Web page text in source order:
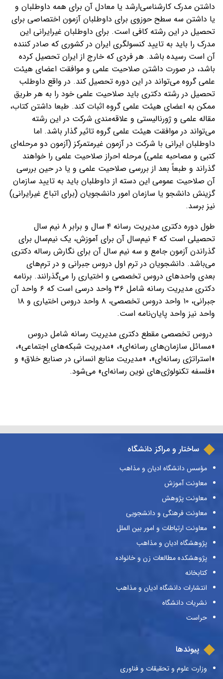
داشتن مدرک کارشناسی‌ارشد یا معادل آن برای همه داوطلبان و
یا داشتن سه سطح حوزوی برای داوطلبان آزمون اختصاصی برای
تحصیل در این رشته کافی است. برای داوطلبان غیرایرانی این
مدرک را باید به تایید کنسولگری ایران در کشوری که صادر کننده
آن است رسیده باشد. هر فردی که خارج از ایران تحصیل کرده
باشد، در صورت داشتن صلاحیت علمی و موافقت اعضای هیئت
علمی گروه می‌تواند در این دوره تحصیل کند. در واقع داوطلب
تحصیل در رشته دکتری باید صلاحیت علمی خود را به هر طریق
ممکن به اعضای هیئت علمی گروه اثبات کند. طبعا داشتن کتاب،
مقاله علمی و ژورنالیستی و علاقه‌مندی شرکت در این رشته‌
می‌تواند در موافقت هیئت علمی گروه تاثیر گذار باشد. اما
داوطلبان ایرانی با شرکت در آزمون غیرمتمرکز (آزمون دو مرحله‌ای
کتبی و مصاحبه علمی) مرحله احراز صلاحیت علمی را خواهند
گذراند و طبعاً بعد از بررسی صلاحیت علمی و یا در حین بررسی
آن صلاحیت عمومی این دسته از داوطلبان باید به تایید سازمان
گزینش دانشجو یا سازمان امور دانشجویان (برای اتباع غیرایرانی)
نیز برسد.
طول دوره دکتری مدیریت رسانه ۴ سال و برابر ۸ نیم سال
تحصیلی است که ۴ نیم‌سال آن برای آموزش، یک نیم‌سال برای
گذراندن آزمون جامع و سه نیم سال آن برای نگارش رساله دکتری
می‌باشد. دانشجویان در ترم اول دروس جبرانی و در ترم‌های
بعدی واحدهای دروس تخصصی و اختیاری را می‌گذرانند. برنامه
دکتری مدیریت رسانه شامل ۳۶ واحد درسی است که ۶ واحد آن
جبرانی، ۱۰ واحد دروس تخصصی، ۸ واحد دروس اختیاری و ۱۸
واحد نیز واحد پایان‌نامه است.
دروس تخصصی مقطع دکتری مدیریت رسانه شامل دروس
«مسائل سازمان‌های رسانه‌ای»، «مدیریت شبکه‌های اجتماعی»،
«استراتژی رسانه‌ای»، «مدیریت منابع انسانی در صنایع خلاق» و
«فلسفه تکنولوژی‌های نوین رسانه‌ای» می‌شود.
ساختار و مراکز دانشگاه
مؤسس دانشگاه ادیان و مذاهب
معاونت آموزش
معاونت پژوهش
معاونت فرهنگی و دانشجویی
معاونت ارتباطات و امور بین الملل
پژوهشگاه ادیان و مذاهب
پژوهشکده مطالعات زن و خانواده
کتابخانه
انتشارات دانشگاه ادیان و مذاهب
نشریات دانشگاه
حراست
پیوندها
وزارت علوم و تحقیقات و فناوری